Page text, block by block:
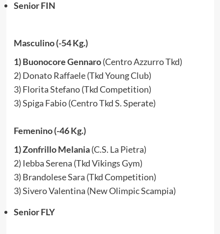
Senior FIN
Masculino (-54 Kg.)
1) Buonocore Gennaro(Centro Azzurro Tkd)
2) Donato Raffaele (Tkd Young Club)
3) Florita Stefano (Tkd Competition)
3) Spiga Fabio (Centro Tkd S. Sperate)
Femenino (-46 Kg.)
1) Zonfrillo Melania(C.S. La Pietra)
2) Iebba Serena (Tkd Vikings Gym)
3) Brandolese Sara (Tkd Competition)
3) Sivero Valentina (New Olimpic Scampia)
Senior FLY